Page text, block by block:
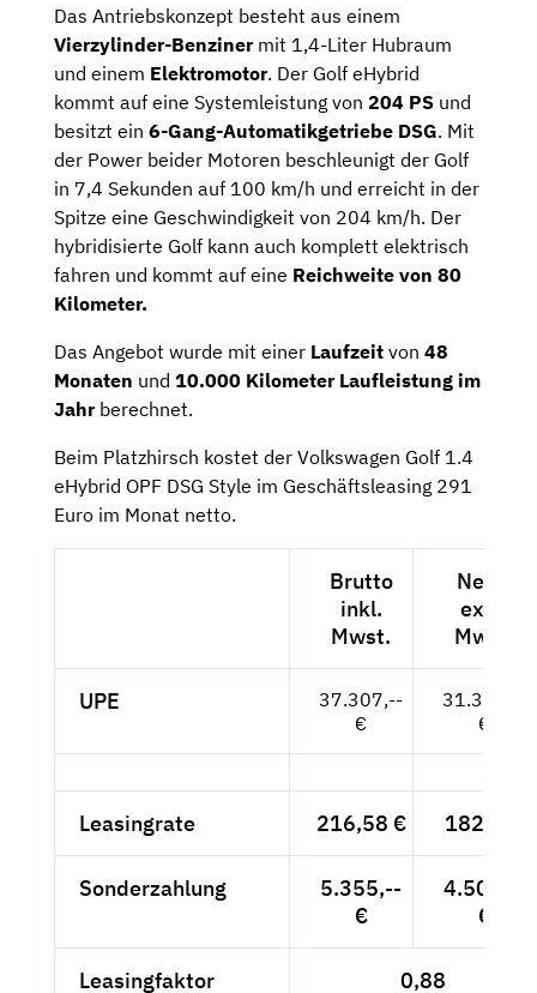
Das Antriebskonzept besteht aus einem
Vierzylinder-Benzinermit 1,4-Liter Hubraum
und einem Elektromotor. Der Golf eHybrid
kommt auf eine Systemleistung von 204 PS und
besitzt ein 6-Gang-Automatikgetriebe DSG. Mit
der Power beider Motoren beschleunigt der Golf
in 7,4 Sekunden auf 100 km/h und erreicht in der
Spitze eine Geschwindigkeit von 204 km/h. Der
hybridisierte Golf kann auch komplett elektrisch
fahren und kommt auf eine Reichweite von 80
Kilometer.
Das Angebot wurde mit einer Laufzeit von 48
Monaten und 10.000 Kilometer Laufleistung im
Jahrberechnet.
Beim Platzhirsch kostet der Volkswagen Golf 1.4
eHybrid OPF DSG Style im Geschäftsleasing 291
Euro im Monat netto.
Brutto
inkl.
Mwst.
Netto
exkl.
Mwst.
UPE
37.307,--
€
31.350,--
€
Leasingrate 216,58 € 182,-- €
Sonderzahlung
5.355,--
€
4.500,--
€
Leasingfaktor 0,88